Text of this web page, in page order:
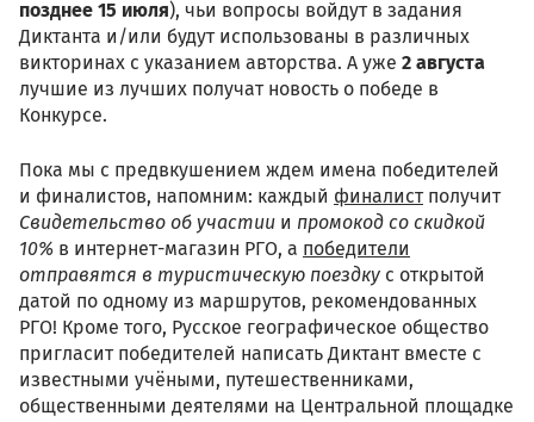
позднее 15 июля), чьи вопросы войдут в задания
Диктанта и/или будут использованы в различных
викторинах с указанием авторства. А уже 2 августа
лучшие из лучших получат новость о победе в
Конкурсе.
Пока мы с предвкушением ждем имена победителей
и финалистов, напомним: каждый финалистполучит
Свидетельство об участии и промокод со скидкой
10% в интернет-магазин РГО, а победители
отправятся в туристическую поездку с открытой
датой по одному из маршрутов, рекомендованных
РГО! Кроме того, Русское географическое общество
пригласит победителей написать Диктант вместе с
известными учёными, путешественниками,
общественными деятелями на Центральной площадке